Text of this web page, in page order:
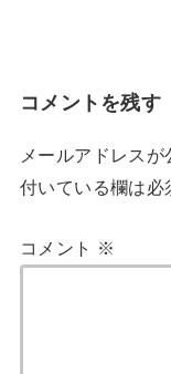
コメントを残す
メールアドレスが
付いている欄は必
コメント ※